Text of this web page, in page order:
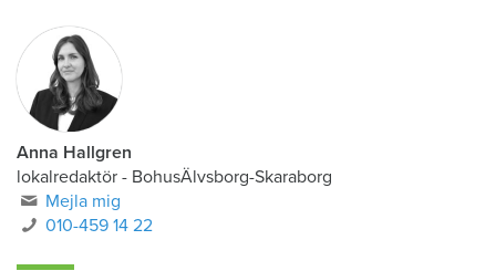
Anna Hallgren
lokalredaktör - BohusÄlvsborg-Skaraborg
Mejla mig
010-459 14 22